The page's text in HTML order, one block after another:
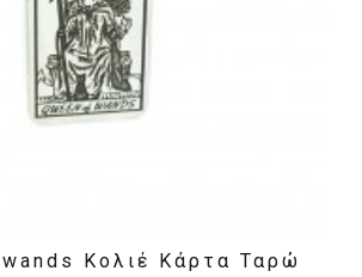
Κολιέ Κάρτα Ταρώ